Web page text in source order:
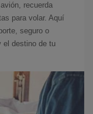
recuerda
para volar. Aquí
seguro o
el destino de tu